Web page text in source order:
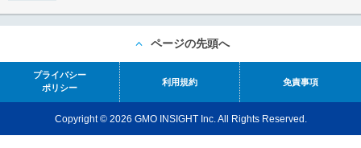
ページの先頭へ
プライバシー
ポリシー
利用規約 免責事項
Copyright © 2026 GMO INSIGHT Inc. All Rights Reserved.